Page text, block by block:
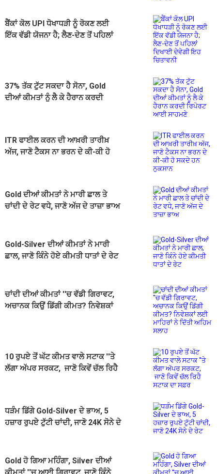
ਬੈਂਕਾਂ ਕੋਲ UPI ਧੋਖਾਧੜੀ ਨੂੰ ਰੋਕਣ ਲਈ
ਇੱਕ ਵੱਡੀ ਯੋਜਨਾ ਹੈ; ਲੈਣ-ਦੇਣ ਤੋਂ ਪਹਿਲਾਂ
37% ਤੱਕ ਟੁੱਟ ਸਕਦਾ ਹੈ ਸੋਨਾ, Gold
ਦੀਆਂ ਕੀਮਤਾਂ ਨੂੰ ਲੈ ਕੇ ਹੈਰਾਨ ਕਰਦੀ
ITR ਫਾਈਲ ਕਰਨ ਦੀ ਆਖ਼ਰੀ ਤਾਰੀਖ਼
ਅੱਜ, ਜਾਣੋ ਟੈਕਸ ਨਾ ਭਰਨ ਦੇ ਕੀ-ਕੀ ਹੋ
Gold ਦੀਆਂ ਕੀਮਤਾਂ ਨੇ ਮਾਰੀ ਛਾਲ ਤੇ
ਚਾਂਦੀ ਦੇ ਰੇਟ ਵਧੇ, ਜਾਣੋ ਅੱਜ ਦੇ ਤਾਜ਼ਾ ਭਾਅ
Gold-Silver ਦੀਆਂ ਕੀਮਤਾਂ ਨੇ ਮਾਰੀ
ਛਾਲ, ਜਾਣੋ ਕਿੰਨੇ ਹੋਏ ਕੀਮਤੀ ਧਾਤਾਂ ਦੇ ਰੇਟ
ਚਾਂਦੀ ਦੀਆਂ ਕੀਮਤਾਂ ''ਚ ਵੱਡੀ ਗਿਰਾਵਟ,
ਅਚਾਨਕ ਕਿਉਂ ਡਿੱਗੀ ਕੀਮਤ? ਨਿਵੇਸ਼ਕਾਂ
10 ਰੁਪਏ ਤੋਂ ਘੱਟ ਕੀਮਤ ਵਾਲੇ ਸਟਾਕ ''ਤੇ
ਲੱਗਾ ਅੱਪਰ ਸਰਕਟ, ਜਾਣੋ ਕਿਵੇਂ ਚੱਲ ਰਿਹੈ
ਧੜੰਮ ਡਿੱਗੇ Gold-Silver ਦੇ ਭਾਅ, 5
ਹਜ਼ਾਰ ਰੁਪਏ ਟੁੱਟੀ ਚਾਂਦੀ, ਜਾਣੋ 24K ਸੋਨੇ ਦੇ
Gold ਹੋ ਗਿਆ ਮਹਿੰਗਾ, Silver ਦੀਆਂ
ਕੀਮਤਾਂ ''ਚ ਆਈ ਗਿਰਾਵਟ, ਜਾਣੋ ਕਿੰਨੇ